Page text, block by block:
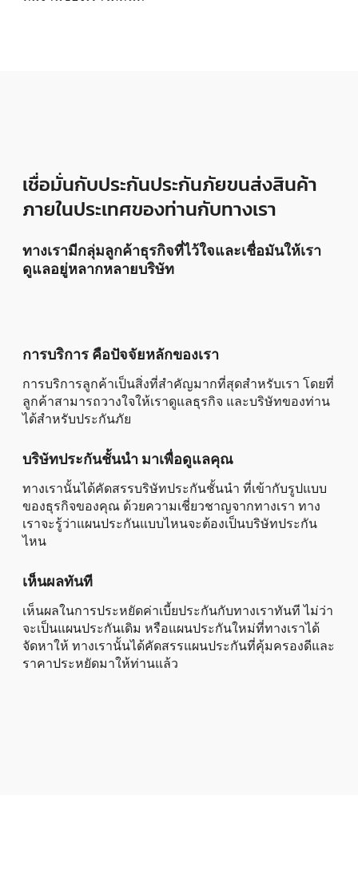
เชื่อมั่นกับประกันประกันภัยขนส่งสินค้า
ภายในประเทศของท่านกับทางเรา
ทางเรามีกลุ่มลูกค้าธุรกิจที่ไว้ใจและเชื่อมันให้เรา
ดูแลอยู่หลากหลายบริษัท
การบริการ คือปัจจัยหลักของเรา
การบริการลูกค้าเป็นสิ่งที่สำคัญมากที่สุดสำหรับเรา โดยที่
ลูกค้าสามารถวางใจให้เราดูแลธุรกิจ และบริษัทของท่าน
ได้สำหรับประกันภัย
บริษัทประกันชั้นนำ มาเพื่อดูแลคุณ
ทางเรานั้นได้คัดสรรบริษัทประกันชั้นนำ ที่เข้ากับรูปแบบ
ของธุรกิจของคุณ ด้วยความเชี่ยวชาญจากทางเรา ทาง
เราจะรู้ว่าแผนประกันแบบไหนจะต้องเป็นบริษัทประกัน
ไหน
เห็นผลทันที
เห็นผลในการประหยัดค่าเบี้ยประกันกับทางเราทันที ไม่ว่า
จะเป็นแผนประกันเดิม หรือแผนประกันใหม่ที่ทางเราได้
จัดหาให้ ทางเรานั้นได้คัดสรรแผนประกันที่คุ้มครองดีและ
ราคาประหยัดมาให้ท่านแล้ว